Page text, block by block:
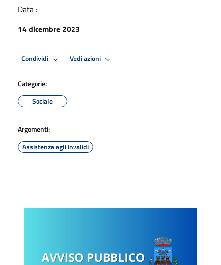
Data :
14 dicembre 2023
Condividi Vedi azioni
Categorie:
Sociale
Argomenti:
Assistenza agli invalidi